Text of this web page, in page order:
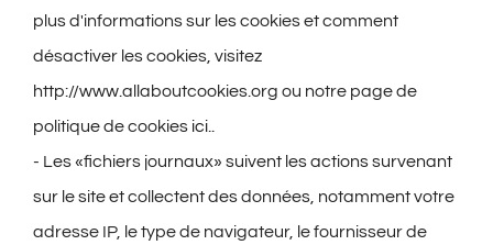
plus d'informations sur les cookies et comment
désactiver les cookies, visitez
http://www.allaboutcookies.org ou notre page de
politique de cookies ici
- Les «fichiers journaux» suivent les actions survenant
sur le site et collectent des données, notamment votre
adresse IP, le type de navigateur, le fournisseur de